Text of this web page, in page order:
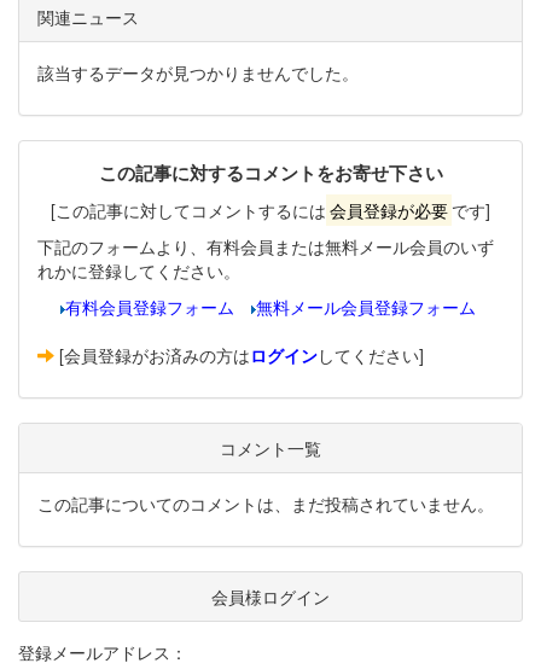
関連ニュース
該当するデータが見つかりませんでした。
この記事に対するコメントをお寄せ下さい
[この記事に対してコメントするには 会員登録が必要 です]
下記のフォームより、有料会員または無料メール会員のいず
れかに登録してください。
有料会員登録フォーム
無料メール会員登録フォーム
[会員登録がお済みの方はログインしてください]
コメント一覧
この記事についてのコメントは、まだ投稿されていません。
会員様ログイン
登録メールアドレス：